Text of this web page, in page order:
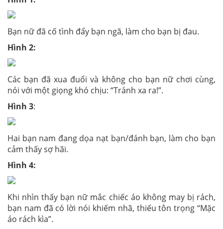
Bạn nữ đã cố tình đẩy bạn ngã, làm cho bạn bị đau.
Hình 2:
Các bạn đã xua đuổi và không cho bạn nữ chơi cùng,
nói với một giọng khó chịu: “Tránh xa ra!”.
Hình 3:
Hai bạn nam đang dọa nạt bạn/đánh bạn, làm cho bạn
cảm thấy sợ hãi.
Hình 4:
Khi nhìn thấy bạn nữ mắc chiếc áo không may bị rách,
bạn nam đã có lời nói khiếm nhã, thiếu tôn trọng “Mặc
áo rách kìa”.